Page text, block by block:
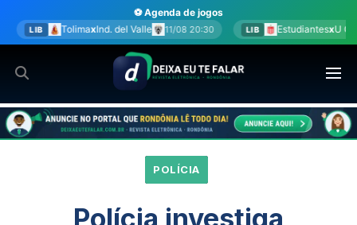
para
o
conteúdo
⚽ Agenda de jogos
Valle
11/08 20:30 LIB Estudiantesx U Católica 11/08 20:30
POLÍCIA
Polícia investiga